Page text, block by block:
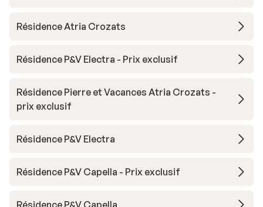
Résidence Atria Crozats
Résidence P&V Electra - Prix exclusif
Résidence Pierre et Vacances Atria Crozats -
prix exclusif
Résidence P&V Electra
Résidence P&V Capella - Prix exclusif
Résidence P&V Capella